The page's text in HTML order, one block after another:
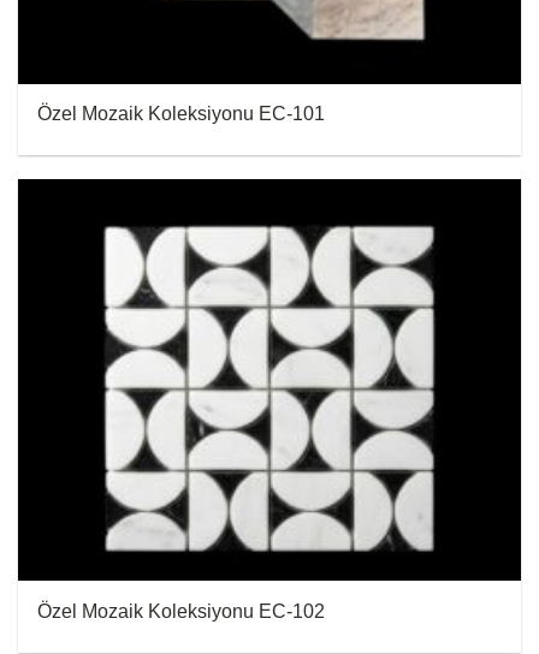
Özel Mozaik Koleksiyonu EC-101
Özel Mozaik Koleksiyonu EC-102